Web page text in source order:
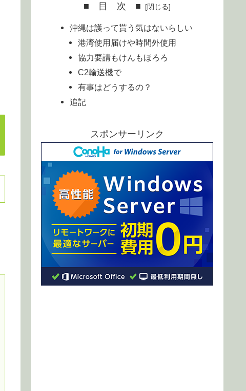
■ 目 次 ■
沖縄は護って貰う気はないらしい
港湾使用届けや時間外使用
協力要請もけんもほろろ
C2輸送機で
有事はどうするの？
追記
スポンサーリンク